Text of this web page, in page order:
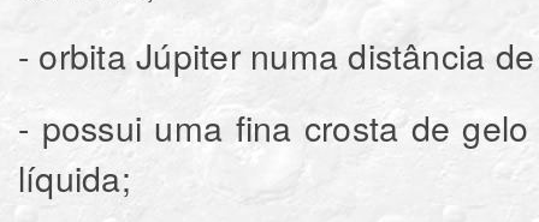
- orbita Júpiter numa distância
- possui uma fina crosta de
líquida;